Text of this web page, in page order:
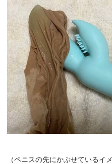
（ペニスの先にかぶせているイメ